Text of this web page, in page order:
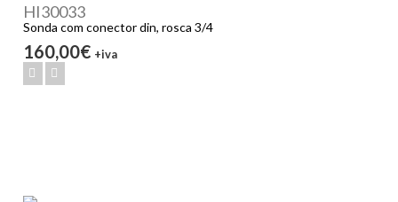
HI30033
Sonda com conector din, rosca 3/4
160,00€ +iva